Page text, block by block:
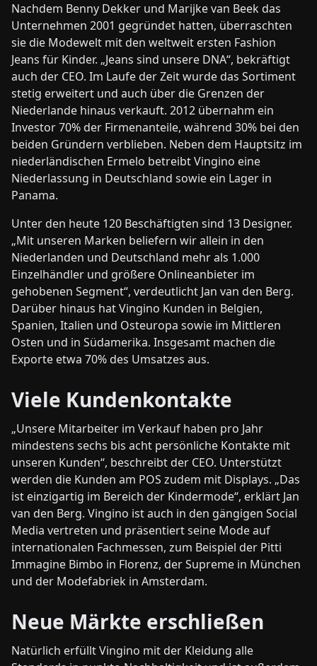
Nachdem Benny Dekker und Marijke van Beek das
Unternehmen 2001 gegründet hatten, überraschten
sie die Modewelt mit den weltweit ersten Fashion
Jeans für Kinder. „Jeans sind unsere DNA“, bekräftigt
auch der CEO. Im Laufe der Zeit wurde das Sortiment
stetig erweitert und auch über die Grenzen der
Niederlande hinaus verkauft. 2012 übernahm ein
Investor 70% der Firmenanteile, während 30% bei den
beiden Gründern verblieben. Neben dem Hauptsitz im
niederländischen Ermelo betreibt Vingino eine
Niederlassung in Deutschland sowie ein Lager in
Panama.
Unter den heute 120 Beschäftigten sind 13 Designer.
„Mit unseren Marken beliefern wir allein in den
Niederlanden und Deutschland mehr als 1.000
Einzelhändler und größere Onlineanbieter im
gehobenen Segment“, verdeutlicht Jan van den Berg.
Darüber hinaus hat Vingino Kunden in Belgien,
Spanien, Italien und Osteuropa sowie im Mittleren
Osten und in Südamerika. Insgesamt machen die
Exporte etwa 70% des Umsatzes aus.
Viele Kundenkontakte
„Unsere Mitarbeiter im Verkauf haben pro Jahr
mindestens sechs bis acht persönliche Kontakte mit
unseren Kunden“, beschreibt der CEO. Unterstützt
werden die Kunden am POS zudem mit Displays. „Das
ist einzigartig im Bereich der Kindermode“, erklärt Jan
van den Berg. Vingino ist auch in den gängigen Social
Media vertreten und präsentiert seine Mode auf
internationalen Fachmessen, zum Beispiel der Pitti
Immagine Bimbo in Florenz, der Supreme in München
und der Modefabriek in Amsterdam.
Neue Märkte erschließen
Natürlich erfüllt Vingino mit der Kleidung alle